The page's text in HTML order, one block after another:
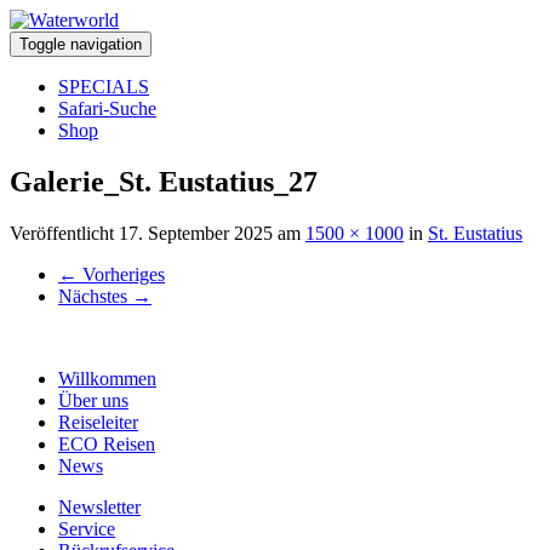
Toggle navigation
SPECIALS
Safari-Suche
Shop
Galerie_St. Eustatius_27
Veröffentlicht 17. September 2025 am 1500 × 1000 in St. Eustatius
← Vorheriges
Nächstes →
Willkommen
Über uns
Reiseleiter
ECO Reisen
News
Newsletter
Service